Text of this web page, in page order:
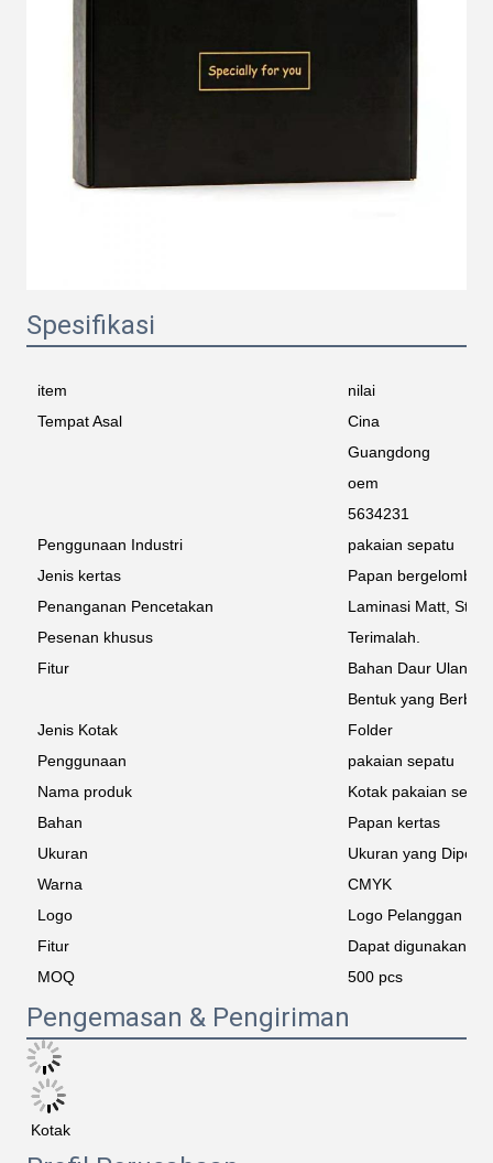
Spesifikasi
item
nilai
Tempat Asal
Cina
Guangdong
oem
5634231
Penggunaan Industri
pakaian sepatu
Jenis kertas
Papan
Penanganan Pencetakan
Laminasi Matt,
Pesenan khusus
Terimalah.
Fitur
Bahan Daur Ulang
Bentuk yang
Jenis Kotak
Folder
Penggunaan
pakaian sepatu
Nama produk
Kotak pakaian
Bahan
Papan kertas
Ukuran
Ukuran yang
Warna
CMYK
Logo
Logo Pelanggan
Fitur
Dapat digunakan
MOQ
500 pcs
Pengemasan & Pengiriman
Kotak